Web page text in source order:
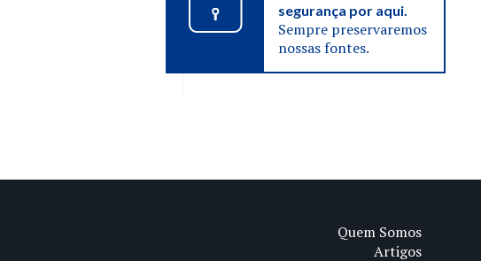
segurança por aqui.
Sempre preservaremos
nossas fontes.
Quem Somos
Artigos